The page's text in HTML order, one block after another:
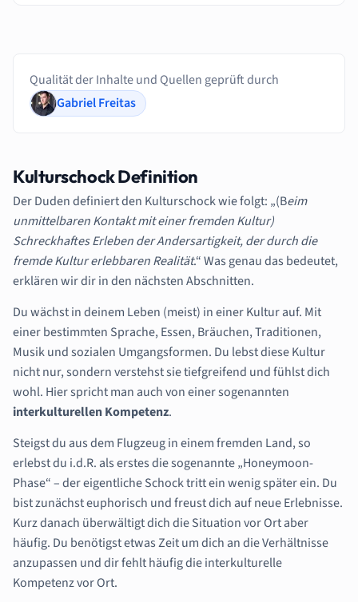
Qualität der Inhalte und Quellen geprüft durch
Gabriel Freitas
Kulturschock Definition
Der Duden definiert den Kulturschock wie folgt: „(Beim
unmittelbaren Kontakt mit einer fremden Kultur)
Schreckhaftes Erleben der Andersartigkeit, der durch die
fremde Kultur erlebbaren Realität.“ Was genau das bedeutet,
erklären wir dir in den nächsten Abschnitten.
Du wächst in deinem Leben (meist) in einer Kultur auf. Mit
einer bestimmten Sprache, Essen, Bräuchen, Traditionen,
Musik und sozialen Umgangsformen. Du lebst diese Kultur
nicht nur, sondern verstehst sie tiefgreifend und fühlst dich
wohl. Hier spricht man auch von einer sogenannten
interkulturellen Kompetenz.
Steigst du aus dem Flugzeug in einem fremden Land, so
erlebst du i.d.R. als erstes die sogenannte „Honeymoon-
Phase“ – der eigentliche Schock tritt ein wenig später ein. Du
bist zunächst euphorisch und freust dich auf neue Erlebnisse.
Kurz danach überwältigt dich die Situation vor Ort aber
häufig. Du benötigst etwas Zeit um dich an die Verhältnisse
anzupassen und dir fehlt häufig die interkulturelle
Kompetenz vor Ort.